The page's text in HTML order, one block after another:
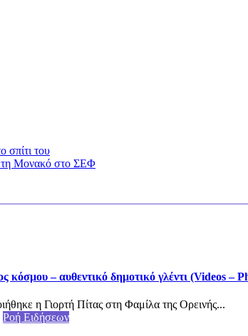
σπίτι του
τη Μονακό στο ΣΕΦ
– αυθεντικό δημοτικό γλέντι (Videos –
η Γιορτή Πίτας στη Φαμίλα της Ορεινής...
Ροή Ειδήσεων